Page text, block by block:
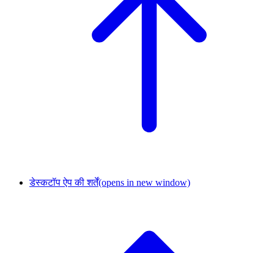
डेस्कटॉप ऐप की शर्तें(opens in new window)